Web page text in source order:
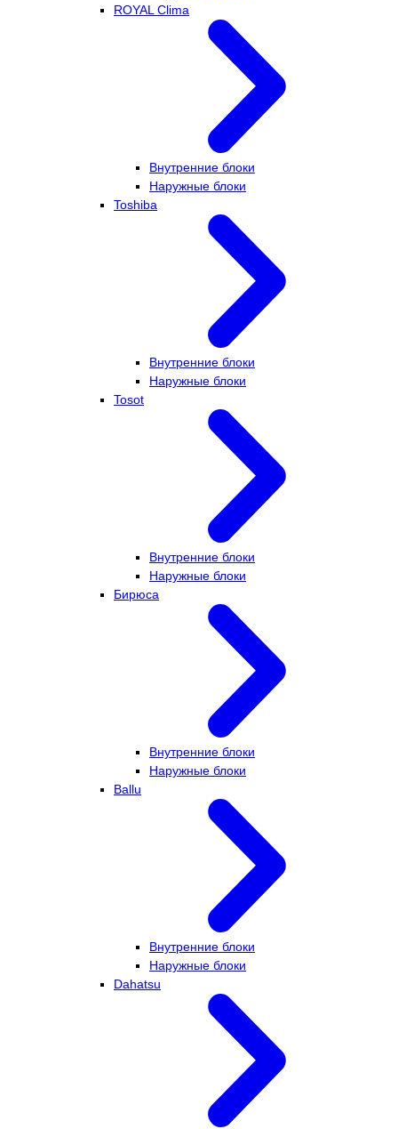
ROYAL Clima
Внутренние блоки
Наружные блоки
Toshiba
Внутренние блоки
Наружные блоки
Tosot
Внутренние блоки
Наружные блоки
Бирюса
Внутренние блоки
Наружные блоки
Ballu
Внутренние блоки
Наружные блоки
Dahatsu